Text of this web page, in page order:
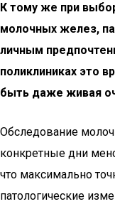
К тому же при
молочных желез,
личным
поликлиниках это
быть даже живая
Обследование
конкретные дни
что максимально
патологические